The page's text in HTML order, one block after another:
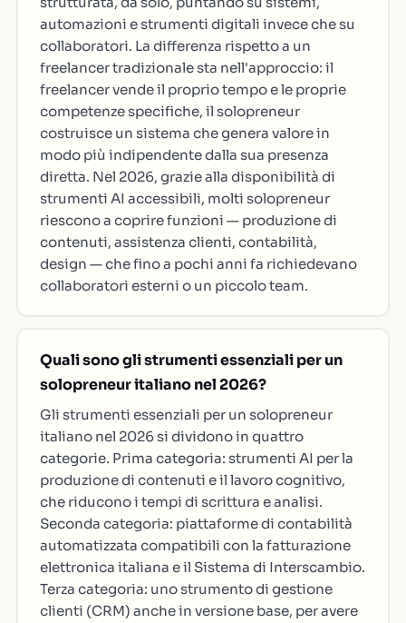
automazioni e strumenti digitali invece che su
collaboratori. La differenza rispetto a un
freelancer tradizionale sta nell'approccio: il
freelancer vende il proprio tempo e le proprie
competenze specifiche, il solopreneur
costruisce un sistema che genera valore in
modo più indipendente dalla sua presenza
diretta. Nel 2026, grazie alla disponibilità di
strumenti AI accessibili, molti solopreneur
riescono a coprire funzioni — produzione di
contenuti, assistenza clienti, contabilità,
design — che fino a pochi anni fa richiedevano
collaboratori esterni o un piccolo team.
Quali sono gli strumenti essenziali per un
solopreneur italiano nel 2026?
Gli strumenti essenziali per un solopreneur
italiano nel 2026 si dividono in quattro
categorie. Prima categoria: strumenti AI per la
produzione di contenuti e il lavoro cognitivo,
che riducono i tempi di scrittura e analisi.
Seconda categoria: piattaforme di contabilità
automatizzata compatibili con la fatturazione
elettronica italiana e il Sistema di Interscambio.
Terza categoria: uno strumento di gestione
clienti (CRM) anche in versione base, per avere